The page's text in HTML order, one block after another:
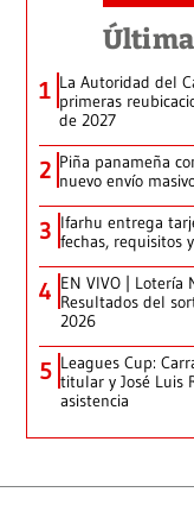
1 La Autoridad del
primeras
de 2027
2 Piña panameña
nuevo envío
3 Ifarhu entrega
fechas, requisitos
4 EN VIVO | Lotería
Resultados del
2026
5 Leagues Cup:
titular y José Luis
asistencia